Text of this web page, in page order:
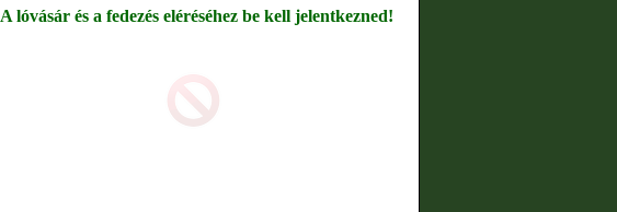
A lóvásár és a fedezés eléréséhez be kell jelentkezned!